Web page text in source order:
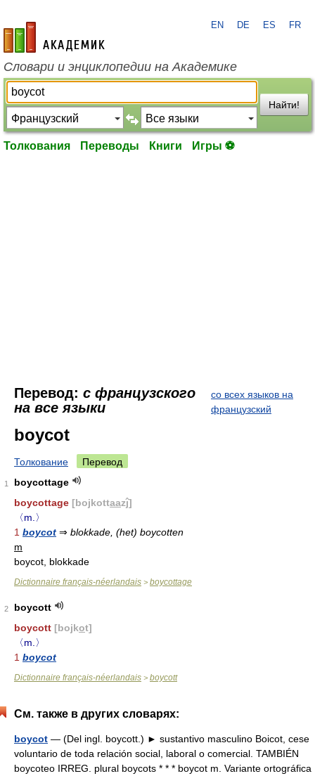
academic.ru
EN DE ES FR
Словари и энциклопедии на Академике
Найти!
Толкования Переводы Книги Игры ⚽
Перевод: с французского
на все языки
со всех языков на
французский
boycot
Толкование Перевод
1
boycottage
boycottage [bojkottaazĵ]
〈m.〉
1 boycot ⇒ blokkade, (het) boycotten
m
boycot, blokkade
Dictionnaire français-néerlandais > boycottage
2
boycott
boycott [bojkot]
〈m.〉
1 boycot
Dictionnaire français-néerlandais > boycott
См. также в других словарях:
boycot — (Del ingl. boycott.) ► sustantivo masculino Boicot, cese
voluntario de toda relación social, laboral o comercial. TAMBIÉN
boycoteo IRREG. plural boycots * * * boycot m. Variante ortográfica